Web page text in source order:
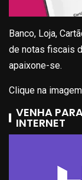
Banco, Loja,
de notas fiscais
apaixone-se.
Clique na imagem
VENHA
INTERNET